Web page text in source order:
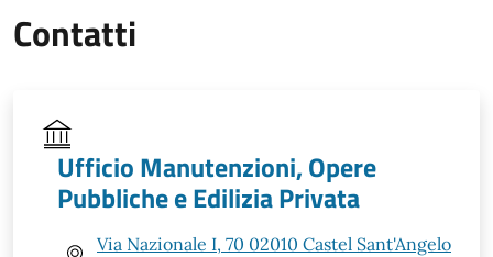
Contatti
Ufficio Manutenzioni, Opere
Pubbliche e Edilizia Privata
Via Nazionale I, 70 02010 Castel Sant'Angelo